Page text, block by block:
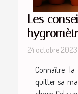
Les
24 octobre 2023
Connaître
quitter sa